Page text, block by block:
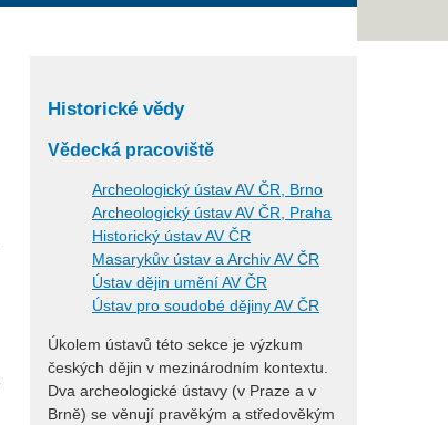
Historické vědy
Vědecká pracoviště
Archeologický ústav AV ČR, Brno
Archeologický ústav AV ČR, Praha
Historický ústav AV ČR
Masarykův ústav a Archiv AV ČR
Ústav dějin umění AV ČR
Ústav pro soudobé dějiny AV ČR
Úkolem ústavů této sekce je výzkum
českých dějin v mezinárodním kontextu.
Dva archeologické ústavy (v Praze a v
Brně) se věnují pravěkým a středověkým